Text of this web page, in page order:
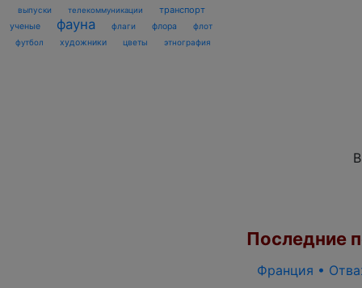
выпуски
телекоммуникации транспорт
ученые фауна флаги флора
флот
футбол
художники цветы этнография
Последние
Франция •